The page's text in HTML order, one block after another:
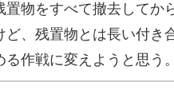
置物をすべて撤去してか
ど、残置物とは長い付き
る作戦に変えようと思う。